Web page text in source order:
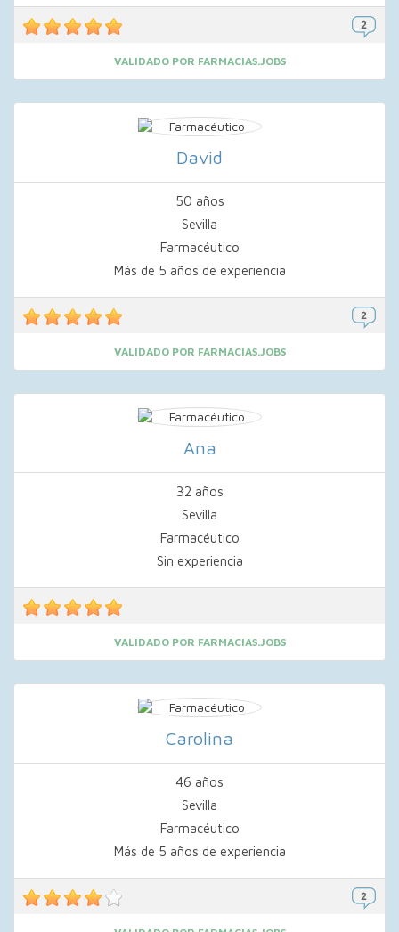
VALIDADO POR FARMACIAS.JOBS
David
50 años
Sevilla
Farmacéutico
Más de 5 años de experiencia
VALIDADO POR FARMACIAS.JOBS
Ana
32 años
Sevilla
Farmacéutico
Sin experiencia
VALIDADO POR FARMACIAS.JOBS
Carolina
46 años
Sevilla
Farmacéutico
Más de 5 años de experiencia